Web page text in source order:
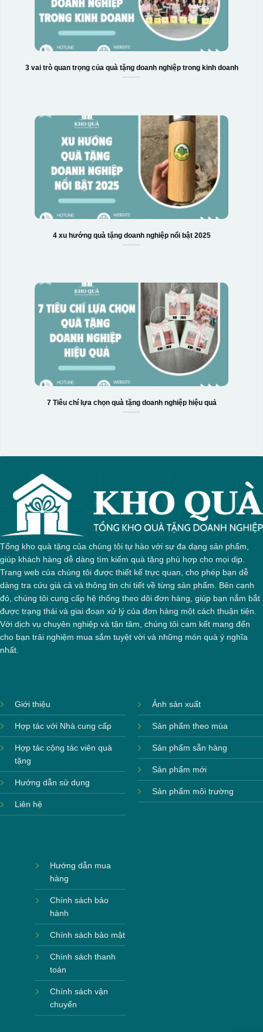
Hộp xi ly sứ
3 vai trò quan trọng của quà tặng doanh nghiệp trong kinh doanh
4 xu hướng quà tặng doanh nghiệp nổi bật 2025
7 Tiêu chí lựa chọn quà tặng doanh nghiệp hiệu quả
Tổng kho quà tặng của chúng tôi tự hào với sự đa dạng sản phẩm,
giúp khách hàng dễ dàng tìm kiếm quà tặng phù hợp cho mọi dịp.
Trang web của chúng tôi được thiết kế trực quan, cho phép bạn dễ
dàng tra cứu giá cả và thông tin chi tiết về từng sản phẩm. Bên cạnh
đó, chúng tôi cung cấp hệ thống theo dõi đơn hàng, giúp bạn nắm bắt
được trạng thái và giai đoạn xử lý của đơn hàng một cách thuận tiện.
Với dịch vụ chuyên nghiệp và tận tâm, chúng tôi cam kết mang đến
cho bạn trải nghiệm mua sắm tuyệt vời và những món quà ý nghĩa
nhất.
Giới thiệu
Hợp tác với Nhà cung cấp
Hợp tác cộng tác viên quà
tặng
Hướng dẫn sử dụng
Liên hệ
Ảnh sản xuất
Sản phẩm theo mùa
Sản phẩm sẵn hàng
Sản phẩm mới
Sản phẩm môi trường
Hướng dẫn mua
hàng
Chính sách bảo
hành
Chính sách bảo mật
Chính sách thanh
toán
Chính sách vận
chuyển